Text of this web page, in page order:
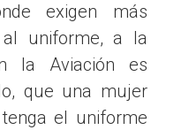
exigen más
al uniforme, a la
la Aviación es
que una mujer
el uniforme